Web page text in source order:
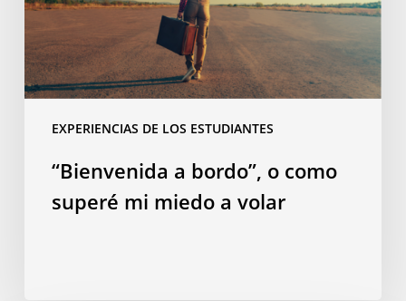
EXPERIENCIAS DE LOS ESTUDIANTES
mi
miedo
a
volar
“Bienvenida a bordo”, o como
superé mi miedo a volar